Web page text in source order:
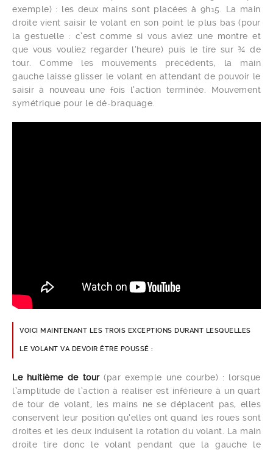
exemple) : les deux mains sont placées à 9h15. La main
droite vient saisir le volant en son point le plus bas (pour
la gestuelle : c’est comme si vous aviez une montre et
que vous vouliez regarder l’heure) puis le tire sur ¾ de
tour. Comme les mouvements précédents, la main
gauche laisse glisser le volant en attendant de pouvoir le
saisir à nouveau une fois l’action terminée. Mouvement
symétrique pour le dé-braquage.
VOICI MAINTENANT LES TROIS EXCEPTIONS DURANT LESQUELLES
LE VOLANT VA DEVOIR ÊTRE POUSSÉ :
Le huitième de tour(par exemple une courbe) : lorsque
l’amplitude de l’action à réaliser est inférieure à un quart
de tour de volant, les mains ne se déplacent pas, elles
conservent leur position qu’elles ont quand les roues sont
droites et les deux induisent la rotation du volant. La main
droite tire donc le volant pendant que la gauche le